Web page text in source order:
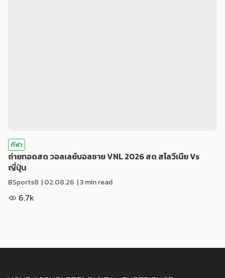
กีฬา
ถ่ายทอดสด วอลเลย์บอลชาย VNL 2026 สด สโลวีเนีย Vs
ญี่ปุ่น
BSports8 |02.08.26 | 3 min read
6.7k